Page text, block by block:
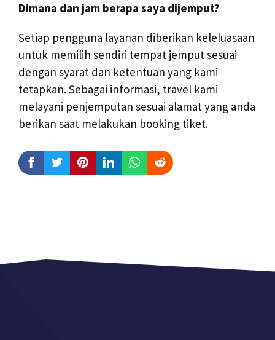
Dimana dan jam berapa saya dijemput?
Setiap pengguna layanan diberikan keleluasaan
untuk memilih sendiri tempat jemput sesuai
dengan syarat dan ketentuan yang kami
tetapkan. Sebagai informasi, travel kami
melayani penjemputan sesuai alamat yang anda
berikan saat melakukan booking tiket.